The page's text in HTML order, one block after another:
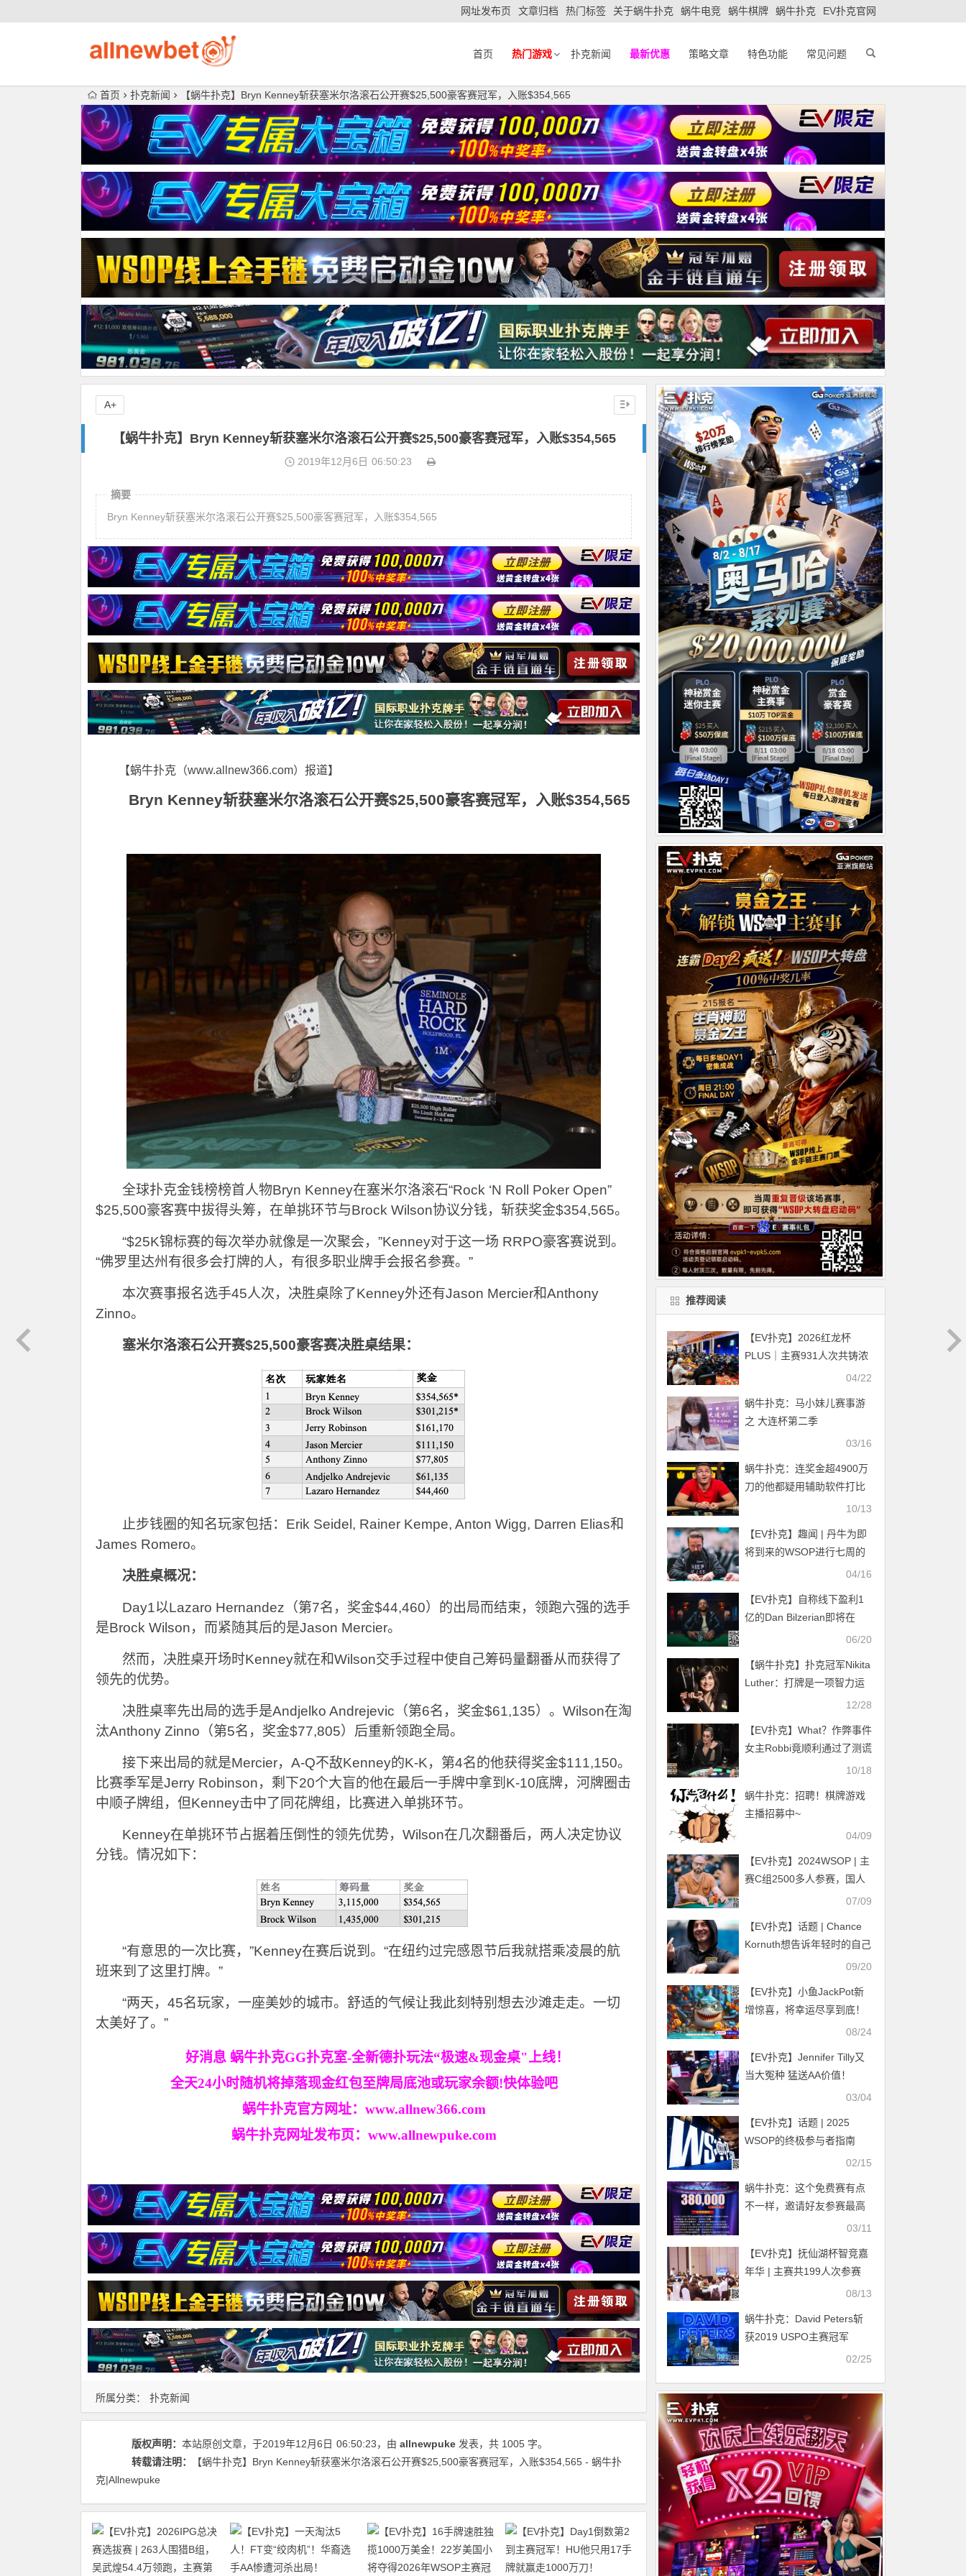
网址发布页 文章归档 热门标签 关于蜗牛扑克 蜗牛电竞 蜗牛棋牌 蜗牛扑克 EV扑克官网
首页 热门游戏 扑克新闻 最新优惠 策略文章 特色功能 常见问题
首页 扑克新闻 【蜗牛扑克】Bryn Kenney斩获塞米尔洛滚石公开赛$25,500豪客赛冠军，入账$354,565
【蜗牛扑克】Bryn Kenney斩获塞米尔洛滚石公开赛$25,500豪客赛冠军，入账$354,565
2019年12月6日 06:50:23
摘要
Bryn Kenney斩获塞米尔洛滚石公开赛$25,500豪客赛冠军，入账$354,565
【蜗牛扑克（www.allnew366.com）报道】
Bryn Kenney斩获塞米尔洛滚石公开赛$25,500豪客赛冠军，入账$354,565
全球扑克金钱榜榜首人物Bryn Kenney在塞米尔洛滚石“Rock ‘N Roll Poker Open”
$25,500豪客赛中拔得头筹，在单挑环节与Brock Wilson协议分钱，斩获奖金$354,565。
“$25K锦标赛的每次举办就像是一次聚会，”Kenney对于这一场 RRPO豪客赛说到。
“佛罗里达州有很多会打牌的人，有很多职业牌手会报名参赛。”
本次赛事报名选手45人次，决胜桌除了Kenney外还有Jason Mercier和Anthony
Zinno。
塞米尔洛滚石公开赛$25,500豪客赛决胜桌结果：
止步钱圈的知名玩家包括：Erik Seidel, Rainer Kempe, Anton Wigg, Darren Elias和
James Romero。
决胜桌概况：
Day1以Lazaro Hernandez（第7名，奖金$44,460）的出局而结束，领跑六强的选手
是Brock Wilson，而紧随其后的是Jason Mercier。
然而，决胜桌开场时Kenney就在和Wilson交手过程中使自己筹码量翻番从而获得了
领先的优势。
决胜桌率先出局的选手是Andjelko Andrejevic（第6名，奖金$61,135）。Wilson在淘
汰Anthony Zinno（第5名，奖金$77,805）后重新领跑全局。
接下来出局的就是Mercier，A-Q不敌Kenney的K-K，第4名的他获得奖金$111,150。
比赛季军是Jerry Robinson，剩下20个大盲的他在最后一手牌中拿到K-10底牌，河牌圈击
中顺子牌组，但Kenney击中了同花牌组，比赛进入单挑环节。
Kenney在单挑环节占据着压倒性的领先优势，Wilson在几次翻番后，两人决定协议
分钱。情况如下：
“有意思的一次比赛，”Kenney在赛后说到。“在纽约过完感恩节后我就搭乘凌晨的航
班来到了这里打牌。”
“两天，45名玩家，一座美妙的城市。舒适的气候让我此刻特别想去沙滩走走。一切
太美好了。”
好消息 蜗牛扑克GG扑克室-全新德扑玩法“极速&现金桌"上线！
全天24小时随机将掉落现金红包至牌局底池或玩家余额!快体验吧
蜗牛扑克官方网址： www.allnew366.com
蜗牛扑克网址发布页： www.allnewpuke.com
A+
所属分类： 扑克新闻
版权声明： 本站原创文章，于2019年12月6日 06:50:23，由 allnewpuke 发表，共 1005 字。
转载请注明：
【蜗牛扑克】Bryn Kenney斩获塞米尔洛滚石公开赛$25,500豪客赛冠军，入账$354,565 - 蜗牛扑
克|Allnewpuke
推荐阅读
【EV扑克】2026红龙杯
PLUS｜主赛931人次共铸浓
墨重彩！俄罗斯Chzhen
沫，储宁坐拥259万领衔85
人明日再战！下一届定档7月
04/22
蜗牛扑克：马小妹儿赛事游
之 大连杯第二季
03/16
蜗牛扑克：连奖金超4900万
刀的他都疑用辅助软件打比
赛，RTA横行现象怎么解10/13
【EV扑克】趣闻 | 丹牛为即
将到来的WSOP进行七周的
04/16
【EV扑克】自称线下盈利1
亿的Dan Bilzerian即将在
HCL和内马尔等一众名人开
06/20
【蜗牛扑克】扑克冠军Nikita
Luther：打牌是一项智力运
12/28
【EV扑克】What？作弊事件
女主Robbi竟顺利通过了测谎
10/18
蜗牛扑克：招聘！棋牌游戏
主播招募中~
04/09
【EV扑克】2024WSOP | 主
赛C组2500多人参赛，国人
Yu Yuan、杜悦、周全晋
赛获第25名
07/09
【EV扑克】话题 | Chance
Kornuth想告诉年轻时的自己
09/20
【EV扑克】小鱼JackPot新
增惊喜，将幸运尽享到底！
08/24
【EV扑克】Jennifer Tilly又
当大冤种 猛送AA价值！
03/04
【EV扑克】话题 | 2025
WSOP的终极参与者指南
02/15
蜗牛扑克：这个免费赛有点
不一样，邀请好友参赛最高
03/11
【EV扑克】抚仙湖杯智竞嘉
年华 | 主赛共199人次参赛
42人晋级第二轮，彭亮、朱
08/13
蜗牛扑克：David Peters斩
获2019 USPO主赛冠军
02/25